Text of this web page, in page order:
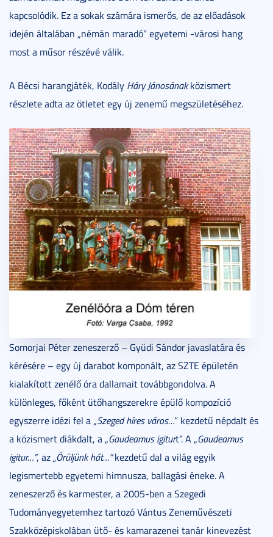
kapcsolódik. Ez a sokak számára ismerős, de az előadások
idején általában „némán maradó” egyetemi -városi hang
most a műsor részévé válik.
A Bécsi harangjáték, Kodály Háry Jánosánakközismert
részlete adta az ötletet egy új zenemű megszületéséhez.
Somorjai Péter zeneszerző – Gyüdi Sándor javaslatára és
kérésére – egy új darabot komponált, az SZTE épületén
kialakított zenélő óra dallamait továbbgondolva. A
különleges, főként ütőhangszerekre épülő kompozíció
egyszerre idézi fel a „Szeged híres város…” kezdetű népdalt és
a közismert diákdalt, a „Gaudeamus igiturt”. A „Gaudeamus
igitur…”, az„Örüljünk hát…”kezdetű dal a világ egyik
legismertebb egyetemi himnusza, ballagási éneke. A
zeneszerző és karmester, a 2005-ben a Szegedi
Tudományegyetemhez tartozó Vántus Zeneművészeti
Szakközépiskolában ütő- és kamarazenei tanár kinevezést